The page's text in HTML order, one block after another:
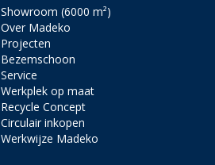
Showroom (6000 m²)
Over Madeko
Projecten
Bezemschoon
Service
Werkplek op maat
Recycle Concept
Circulair inkopen
Werkwijze Madeko